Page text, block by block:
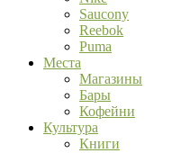
Saucony
Reebok
Puma
Места
Магазины
Бары
Кофейни
Культура
Книги